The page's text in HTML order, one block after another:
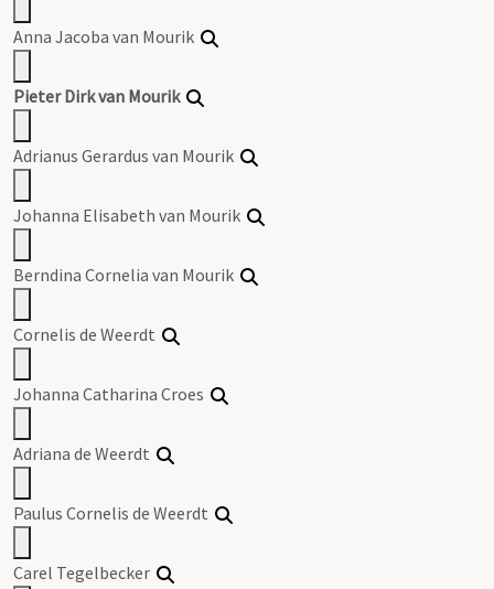
Anna Jacoba van Mourik
Pieter Dirk van Mourik
Adrianus Gerardus van Mourik
Johanna Elisabeth van Mourik
Berndina Cornelia van Mourik
Cornelis de Weerdt
Johanna Catharina Croes
Adriana de Weerdt
Paulus Cornelis de Weerdt
Carel Tegelbecker